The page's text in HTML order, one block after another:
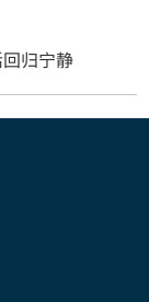
归宁静